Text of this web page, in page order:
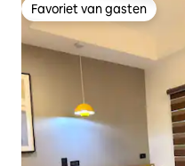
Favoriet van gasten
Favoriet van gasten